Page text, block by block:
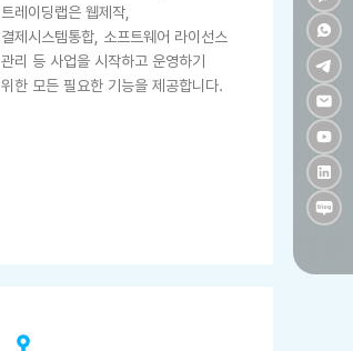
트레이딩랩은 웹제작,
결제시스템통합, 소프트웨어 라이선스
관리 등 사업을 시작하고 운영하기
위한 모든 필요한 기능을 제공합니다.